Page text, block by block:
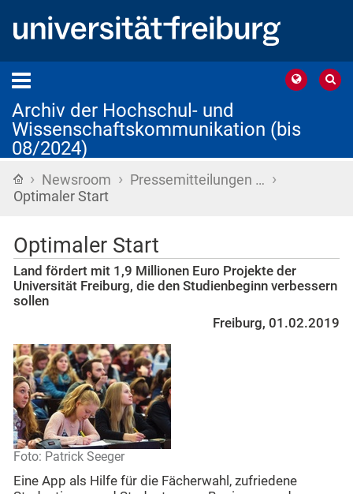
Archiv der Hochschul- und
Wissenschaftskommunikation (bis
08/2024)
Startseite
› Newsroom › Pressemitteilungen … ›
Optimaler Start
Optimaler Start
Land fördert mit 1,9 Millionen Euro Projekte der
Universität Freiburg, die den Studienbeginn verbessern
sollen
Freiburg, 01.02.2019
Foto: Patrick Seeger
Eine App als Hilfe für die Fächerwahl, zufriedene